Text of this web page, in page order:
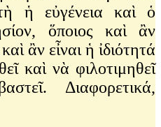
ἡ εὐγένεια καὶ ὁ
ὅποιος καὶ ἂν
ἂν εἶναι ἡ ἰδιότητά
καὶ νὰ φιλοτιμηθεῖ
Διαφορετικά,